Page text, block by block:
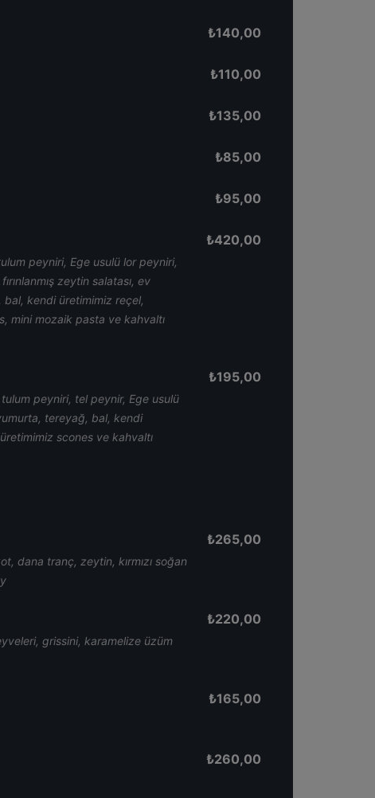
₺140,00
₺110,00
₺135,00
₺85,00
₺95,00
peyniri, Ege usulü lor peyniri,
zeytin salatası, ev
bal, kendi üretimimiz reçel,
mini mozaik pasta ve kahvaltı
₺420,00
peyniri, tel peynir, Ege usulü
tereyağ, bal, kendi
scones ve kahvaltı
₺195,00
dana tranç, zeytin, kırmızı soğan
₺265,00
grissini, karamelize üzüm
₺220,00
₺165,00
₺260,00